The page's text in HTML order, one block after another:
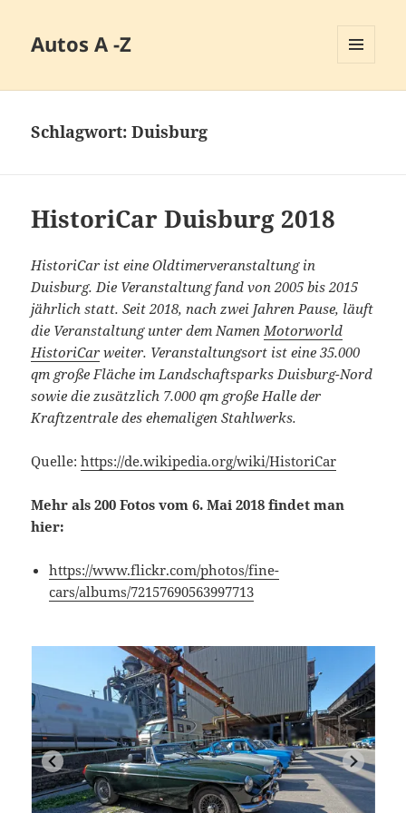
Autos A -Z
Schlagwort:Duisburg
HistoriCar Duisburg 2018
HistoriCar ist eine Oldtimerveranstaltung in
Duisburg. Die Veranstaltung fand von 2005 bis 2015
jährlich statt. Seit 2018, nach zwei Jahren Pause, läuft
die Veranstaltung unter dem NamenMotorworld
HistoriCar weiter. Veranstaltungsort ist eine 35.000
qm große Fläche im Landschaftsparks Duisburg-Nord
sowie die zusätzlich 7.000 qm große Halle der
Kraftzentrale des ehemaligen Stahlwerks.
Quelle:https://de.wikipedia.org/wiki/HistoriCar
Mehr als 200 Fotos vom 6. Mai 2018 findet man
hier:
https://www.flickr.com/photos/fine-
cars/albums/72157690563997713